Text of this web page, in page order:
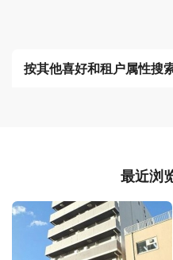
按其他喜好和租户属性搜
最近浏